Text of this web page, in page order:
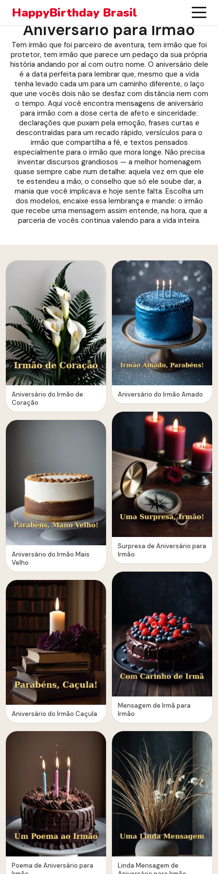
HappyBirthday Brasil
Aniversário para Irmão
Tem irmão que foi parceiro de aventura, tem irmão que foi
protetor, tem irmão que parece um pedaço da sua própria
história andando por aí com outro nome. O aniversário dele
é a data perfeita para lembrar que, mesmo que a vida
tenha levado cada um para um caminho diferente, o laço
que une vocês dois não se desfaz com distância nem com
o tempo. Aqui você encontra mensagens de aniversário
para irmão com a dose certa de afeto e sinceridade:
declarações que puxam pela emoção, frases curtas e
descontraídas para um recado rápido, versículos para o
irmão que compartilha a fé, e textos pensados
especialmente para o irmão que mora longe. Não precisa
inventar discursos grandiosos — a melhor homenagem
quase sempre cabe num detalhe: aquela vez em que ele
te estendeu a mão, o conselho que só ele soube dar, a
mania que você implicava e hoje sente falta. Escolha um
dos modelos, encaixe essa lembrança e mande: o irmão
que recebe uma mensagem assim entende, na hora, que a
parceria de vocês continua valendo para a vida inteira.
Aniversário do Irmão de
Coração
Aniversário do Irmão Mais
Velho
Aniversário do Irmão Caçula
Poema de Aniversário para
Aniversário do Irmão Amado
Surpresa de Aniversário para
Irmão
Mensagem de Irmã para
Irmão
Linda Mensagem de